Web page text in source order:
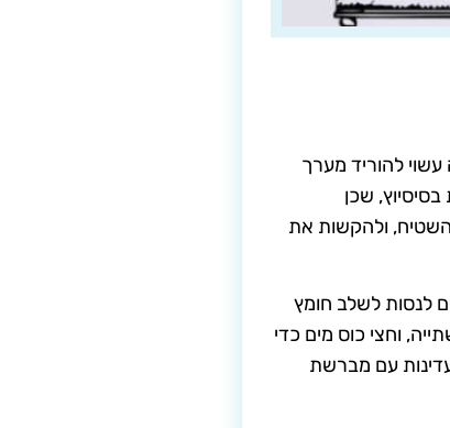
להוריד מערך
שכן
השטיח, ולהקשות את
לנסות לשלב חומץ
וחצי כוס מים כדי
עם מברשת